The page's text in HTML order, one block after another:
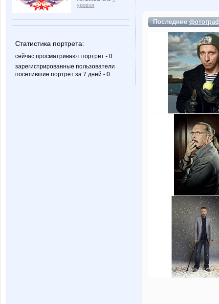
уровня
Статистика портрета:
сейчас просматривают портрет - 0
зарегистрированные пользователи
посетившие портрет за 7 дней - 0
Последние